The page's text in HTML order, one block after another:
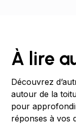
À lire
Découvrez
autour de la
pour
réponses à vos